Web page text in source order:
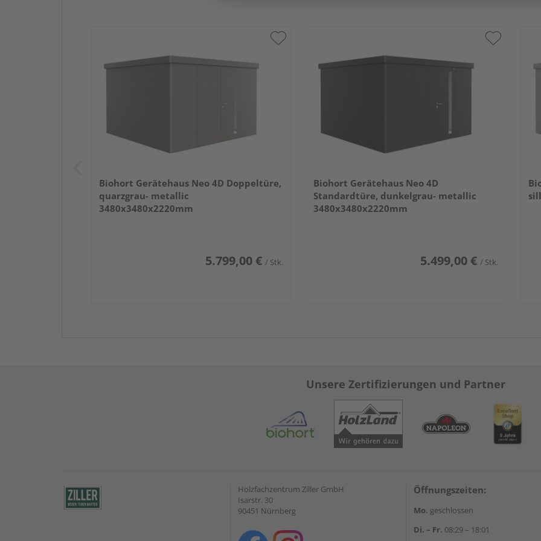
Biohort Gerätehaus Neo 4D Doppeltüre,
quarzgrau- metallic
3480x3480x2220mm
5.799,00 € / Stk.
Biohort Gerätehaus Neo 4D
Standardtüre, dunkelgrau- metallic
3480x3480x2220mm
5.499,00 € / Stk.
Unsere Zertifizierungen und Partner
Holzfachzentrum Ziller GmbH
Isarstr. 30
90451 Nürnberg
Öffnungszeiten:
Mo. geschlossen
Di. – Fr. 08:29 – 18:01